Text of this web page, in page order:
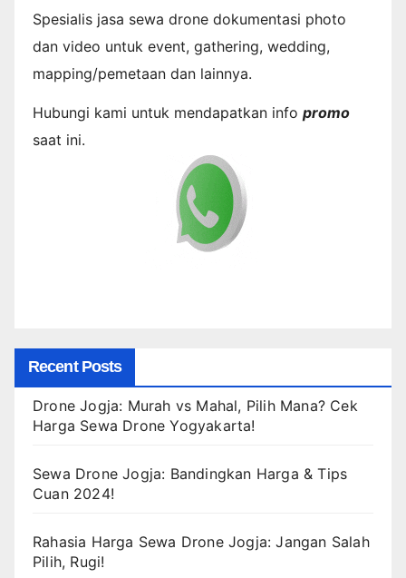
Spesialis jasa sewa drone dokumentasi photo
dan video untuk event, gathering, wedding,
mapping/pemetaan dan lainnya.
Hubungi kami untuk mendapatkan info promo
saat ini.
Recent Posts
Drone Jogja: Murah vs Mahal, Pilih Mana? Cek
Harga Sewa Drone Yogyakarta!
Sewa Drone Jogja: Bandingkan Harga & Tips
Cuan 2024!
Rahasia Harga Sewa Drone Jogja: Jangan Salah
Pilih, Rugi!